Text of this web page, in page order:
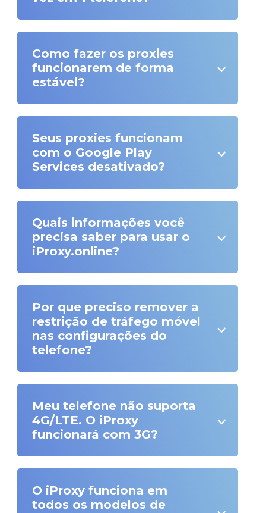
Como fazer os proxies
funcionarem de forma
estável?
Seus proxies funcionam
com o Google Play
Services desativado?
Quais informações você
precisa saber para usar o
iProxy.online?
Por que preciso remover a
restrição de tráfego móvel
nas configurações do
telefone?
Meu telefone não suporta
4G/LTE. O iProxy
funcionará com 3G?
O iProxy funciona em
todos os modelos de